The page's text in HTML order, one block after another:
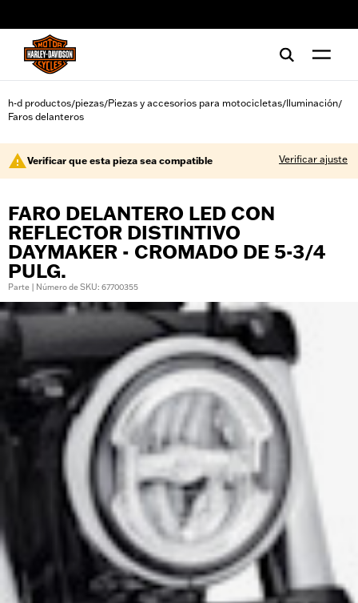
h-d productos/piezas/Piezas y accesorios para motocicletas/Iluminación/
Faros delanteros
Verificar que esta pieza sea compatible Verificar ajuste
FARO DELANTERO LED CON
REFLECTOR DISTINTIVO
DAYMAKER - CROMADO DE 5-3/4
PULG.
Parte | Número de SKU: 67700355